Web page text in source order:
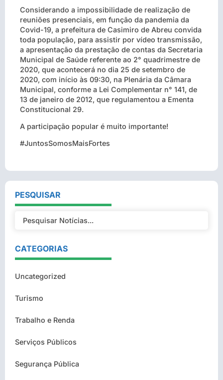
Considerando a impossibilidade de realização de
reuniões presenciais, em função da pandemia da
Covid-19, a prefeitura de Casimiro de Abreu convida
toda população, para assistir por vídeo transmissão,
a apresentação da prestação de contas da Secretaria
Municipal de Saúde referente ao 2° quadrimestre de
2020, que acontecerá no dia 25 de setembro de
2020, com início às 09:30, na Plenária da Câmara
Municipal, conforme a Lei Complementar n° 141, de
13 de janeiro de 2012, que regulamentou a Ementa
Constitucional 29.
A participação popular é muito importante!
#JuntosSomosMaisFortes
PESQUISAR
CATEGORIAS
Uncategorized
Turismo
Trabalho e Renda
Serviços Públicos
Segurança Pública